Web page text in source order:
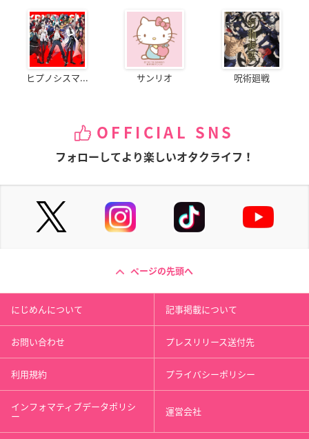
ヒプノシスマ... サンリオ 呪術廻戦
OFFICIAL SNS
フォローしてより楽しいオタクライフ！
ページの先頭へ
にじめんについて 記事掲載について
お問い合わせ プレスリリース送付先
利用規約 プライバシーポリシー
インフォマティブデータポリシ
ー 運営会社